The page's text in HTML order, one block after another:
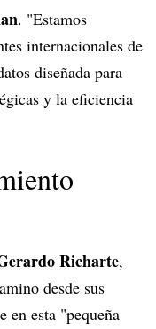
. "Estamos
internacionales de
diseñada para
y la eficiencia
Richarte,
desde sus
en esta "pequeña